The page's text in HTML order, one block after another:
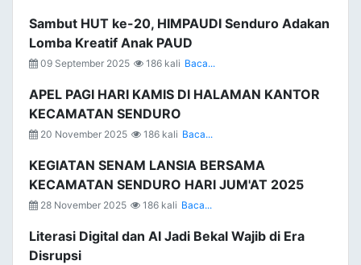
Sambut HUT ke-20, HIMPAUDI Senduro Adakan
Lomba Kreatif Anak PAUD
09 September 2025 186 kali Baca...
APEL PAGI HARI KAMIS DI HALAMAN KANTOR
KECAMATAN SENDURO
20 November 2025 186 kali Baca...
KEGIATAN SENAM LANSIA BERSAMA
KECAMATAN SENDURO HARI JUM'AT 2025
28 November 2025 186 kali Baca...
Literasi Digital dan AI Jadi Bekal Wajib di Era
Disrupsi